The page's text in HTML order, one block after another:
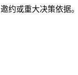
约或重大决策依据